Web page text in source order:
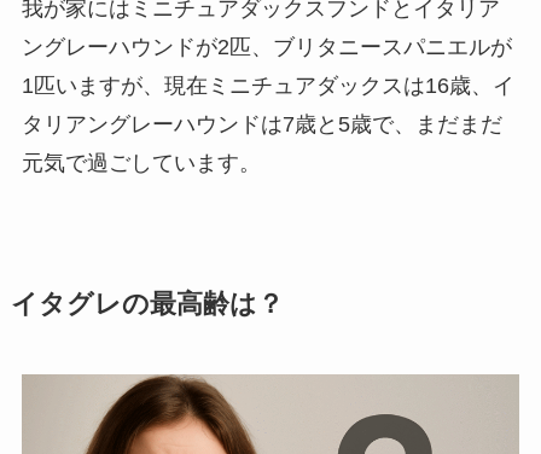
我が家にはミニチュアダックスフンドとイタリア
ングレーハウンドが2匹、ブリタニースパニエルが
1匹いますが、現在ミニチュアダックスは16歳、イ
タリアングレーハウンドは7歳と5歳で、まだまだ
元気で過ごしています。
イタグレの最高齢は？